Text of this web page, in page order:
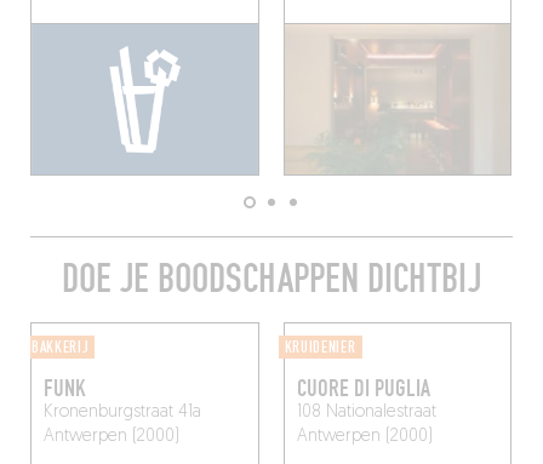
DOE JE BOODSCHAPPEN DICHTBIJ
BAKKERIJ
FUNK
Kronenburgstraat 41a
Antwerpen (2000)
KRUIDENIER
CUORE DI PUGLIA
108 Nationalestraat
Antwerpen (2000)